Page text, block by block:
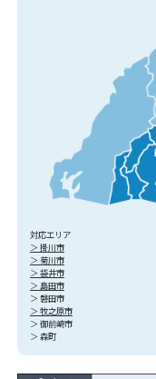
対応エリア
＞ 掛川市
＞ 菊川市
＞ 袋井市
＞ 島田市
＞ 磐田市
＞ 牧之原市
＞ 御前崎市
＞ 森町